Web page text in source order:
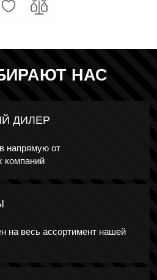
НАС
ДИЛЕР
напрямую от
компаний
на весь ассортимент нашей